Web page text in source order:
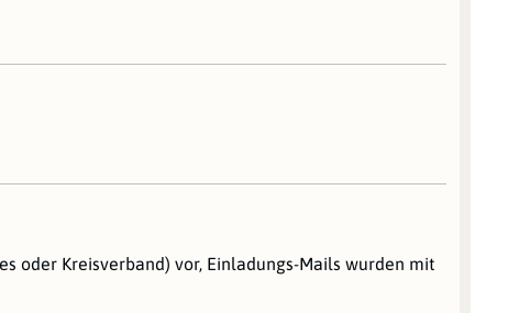
oder Kreisverband) vor, Einladungs-Mails wurden mit